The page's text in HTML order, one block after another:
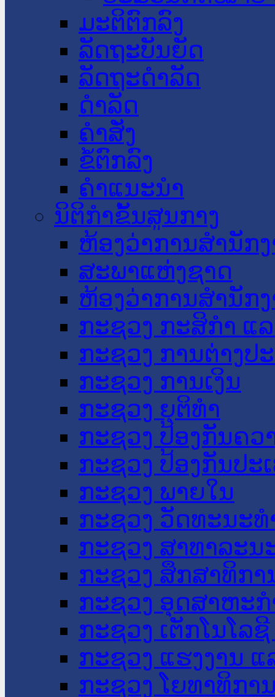
ມະຕິຕົກລົງ
ລັດຖະບັນຍັດ
ລັດຖະດໍາລັດ
ດໍາລັດ
ຄໍາສັ່ງ
ຂໍ້ຕົກລົງ
ຄໍາແນະນໍາ
ນິຕິກໍາຂັ້ນສູນກາງ
ຫ້ອງວ່າການສໍານັກ
ສະພາແຫ່ງຊາດ
ຫ້ອງວ່າການສຳນັກ
ກະຊວງ ກະສິກຳ ແ
ກະຊວງ ການຕ່າງປ
ກະຊວງ ການເງິນ
ກະຊວງ ຍຸຕິທໍາ
ກະຊວງ ປ້ອງກັນຄວ
ກະຊວງ ປ້ອງກັນປະ
ກະຊວງ ພາຍໃນ
ກະຊວງ ວັດທະນະ
ກະຊວງ ສາທາລະນ
ກະຊວງ ສຶກສາທິກາ
ກະຊວງ ອຸດສາຫະ
ກະຊວງ ເຕັກໂນໂລ
ກະຊວງ ແຮງງານ
ກະຊວງ ໂຍທາທິກາ